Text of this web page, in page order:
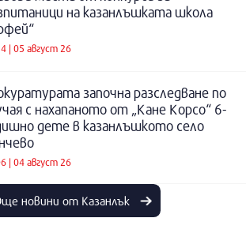
на казанлъшката школа
| 05 август 26
започна разследване по
с нахапаното от „Кане Корсо“ 6-
дете в казанлъшкото село
| 04 август 26
новини от Казанлък